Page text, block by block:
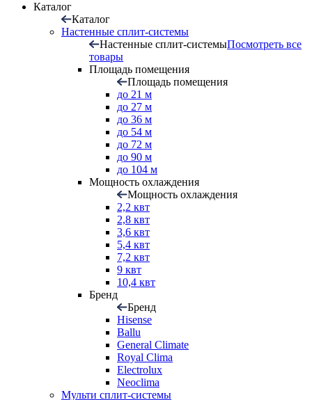
Каталог
Каталог
Настенные сплит-системы
Настенные сплит-системыПосмотреть все
товары
Площадь помещения
Площадь помещения
до 21 м
до 27 м
до 36 м
до 54 м
до 72 м
до 90 м
до 104 м
Мощность охлаждения
Мощность охлаждения
2,2 квт
2,8 квт
3,6 квт
5,4 квт
7,2 квт
9 квт
10,4 квт
Бренд
Бренд
Hisense
Ballu
General Climate
Royal Clima
Electrolux
Neoclima
Мульти сплит-системы